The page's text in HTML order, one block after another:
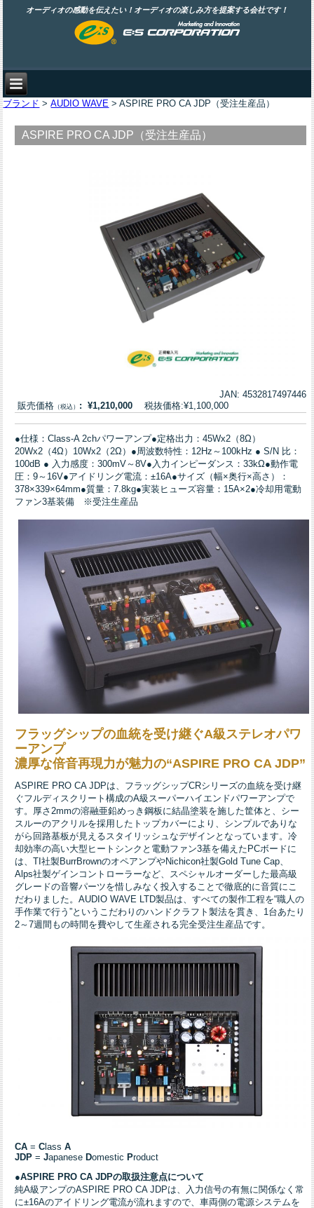
オーディオの感動を伝えたい！オーディオの楽しみ方を提案する会社です！
ブランド >AUDIO WAVE > ASPIRE PRO CA JDP（受注生産品）
ASPIRE PRO CA JDP（受注生産品）
JAN: 4532817497446
販売価格 （税込） : ¥1,210,000 税抜価格:¥1,100,000
●仕様：Class-A 2chパワーアンプ●定格出力：45Wx2（8Ω）
20Wx2（4Ω）10Wx2（2Ω）●周波数特性：12Hz～100kHz ● S/N 比：
100dB ● 入力感度：300mV～8V●入力インピーダンス：33kΩ●動作電
圧：9～16V●アイドリング電流：±16A●サイズ（幅×奥行×高さ）：
378×339×64mm●質量：7.8kg●実装ヒューズ容量：15A×2●冷却用電動
ファン3基装備 ※受注生産品
フラッグシップの血統を受け継ぐA級ステレオパワ
ーアンプ
濃厚な倍音再現力が魅力の“ASPIRE PRO CA JDP”
ASPIRE PRO CA JDPは、フラッグシップCRシリーズの血統を受け継
ぐフルディスクリート構成のA級スーパーハイエンドパワーアンプで
す。厚さ2mmの溶融亜鉛めっき鋼板に結晶塗装を施した筐体と、シー
スルーのアクリルを採用したトップカバーにより、シンプルでありな
がら回路基板が見えるスタイリッシュなデザインとなっています。冷
却効率の高い大型ヒートシンクと電動ファン3基を備えたPCボードに
は、TI社製BurrBrownのオペアンプやNichicon社製Gold Tune Cap、
Alps社製ゲインコントローラーなど、スペシャルオーダーした最高級
グレードの音響パーツを惜しみなく投入することで徹底的に音質にこ
だわりました。AUDIO WAVE LTD製品は、すべての製作工程を“職人の
手作業で行う”というこだわりのハンドクラフト製法を貫き、1台あたり
2～7週間もの時間を費やして生産される完全受注生産品です。
CA =C lassA
JDP =Japanese Domestic Product
●ASPIRE PRO CA JDPの取扱注意点について
純A級アンプのASPIRE PRO CA JDPは、入力信号の有無に関係なく常
に±16Aのアイドリング電流が流れますので、車両側の電源システムを